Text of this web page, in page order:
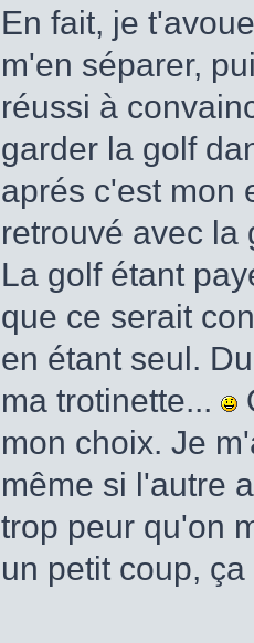
En fait, je
m'en séparer,
réussi à
garder la golf
aprés c'est mon
retrouvé avec
La golf étant
que ce serait
en étant seul.
ma trotinette...
mon choix. Je
même si l'autre
trop peur qu'on
un petit coup,